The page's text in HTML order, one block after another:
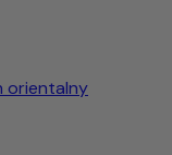
orientalny